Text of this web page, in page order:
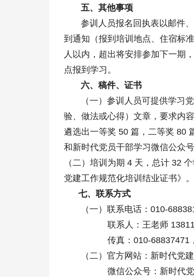
五、其他事项
参训人员报名回执表以邮件、
到通知（报到培训地点、住宿标
人以内，超出将安排参加下一期
点报到学习。
六、稿件、证书
（一）参训人员可提供学习党
验、做法或心得）文章，要求内
遴选出一等奖 50 篇，二等奖 80
和新时代党员干部学习微信公众号
（二）培训为期 4 天，总计 32
党建工作规范化培训结业证书》。
七、联系方式
（一）联系电话：010-
联系人：王老师
传真：010-68837471，邮
（二）官方网站：新时代党建
微信公众号：新时代党